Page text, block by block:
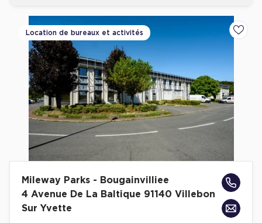
Location de bureaux et activités
Mileway Parks - Bougainvilliee
4 Avenue De La Baltique 91140 Villebon
Sur Yvette